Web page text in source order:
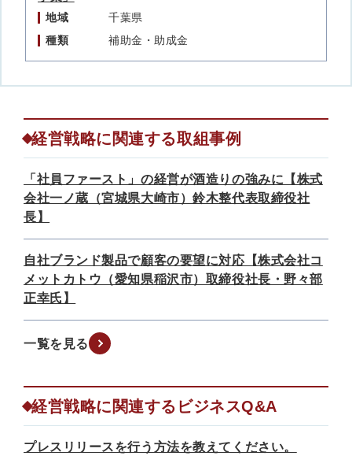
地域
千葉県
種類
補助金・助成金
経営戦略に関連する取組事例
「社員ファースト」の経営が酒造りの強みに【株式
会社一ノ蔵（宮城県大崎市）鈴木整代表取締役社
長】
自社ブランド製品で顧客の要望に対応【株式会社コ
メットカトウ（愛知県稲沢市）取締役社長・野々部
正幸氏】
一覧を見る
経営戦略に関連するビジネスQ&A
プレスリリースを行う方法を教えてください。